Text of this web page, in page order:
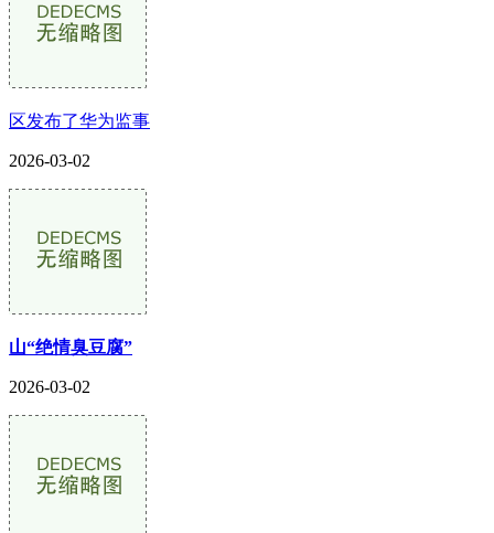
区发布了华为监事
2026-03-02
山“绝情臭豆腐”
2026-03-02